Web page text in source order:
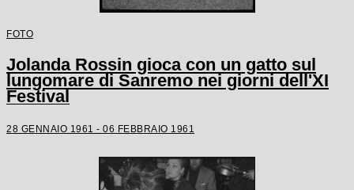
FOTO
Jolanda Rossin gioca con un gatto sul
lungomare di Sanremo nei giorni dell'XI
Festival
28 GENNAIO 1961 - 06 FEBBRAIO 1961